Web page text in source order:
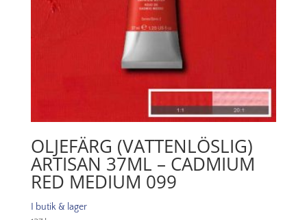
OLJEFÄRG (VATTENLÖSLIG)
ARTISAN 37ML – CADMIUM
RED MEDIUM 099
I butik & lager